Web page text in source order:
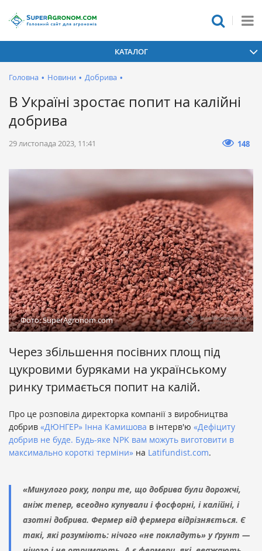
КАТАЛОГ
Головна • Новини • Добрива •
В Україні зростає попит на калійні
добрива
29 листопада 2023, 11:41 148
Фото: SuperAgronom.com
Через збільшення посівних площ під
цукровими буряками на українському
ринку тримається попит на калій.
Про це розповіла директорка компанії з виробництва
добрив «ДЮНГЕР» Інна Камишова в інтерв'ю «Дефіциту
добрив не буде. Будь-яке NPK вам можуть виготовити в
максимально короткі терміни» на Latifundist.com.
«Минулого року, попри те, що добрива були дорожчі,
аніж тепер, всеодно купували і фосфорні, і калійні, і
азотні добрива. Фермер від фермера відрізняється. Є
такі, які розуміють: нічого «не покладуть» у ґрунт —